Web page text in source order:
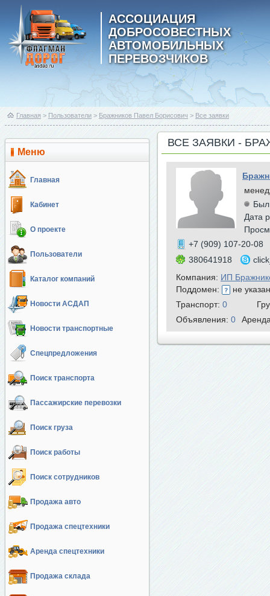
АССОЦИАЦИЯ
ДОБРОСОВЕСТНЫХ
АВТОМОБИЛЬНЫХ
ПЕРЕВОЗЧИКОВ
Главная > Пользователи > Бражников Павел Борисович > Все заявки
Меню
Главная
Кабинет
О проекте
Пользователи
Каталог компаний
Новости АСДАП
Новости транспортные
Спецпредложения
Поиск транспорта
Пассажирские перевозки
Поиск груза
Поиск работы
Поиск сотрудников
Продажа авто
Продажа спецтехники
Аренда спецтехники
Продажа склада
ВСЕ ЗАЯВКИ -
Был
Дата
+7 (909) 107-20-08
380641918
Компания: ИП
Поддомен:
не
Транспорт: 0
Объявления: 0